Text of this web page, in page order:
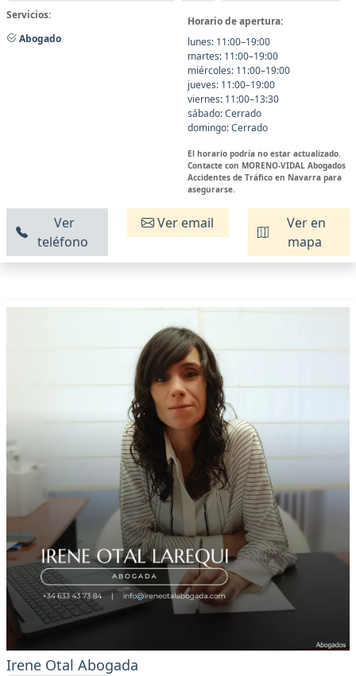
Servicios:
Abogado
Horario de apertura:
lunes: 11:00–19:00
martes: 11:00–19:00
miércoles: 11:00–19:00
jueves: 11:00–19:00
viernes: 11:00–13:30
sábado: Cerrado
domingo: Cerrado
El horario podría no estar actualizado.
Contacte con MORENO-VIDAL Abogados
Accidentes de Tráfico en Navarra para
asegurarse.
Ver
teléfono
Ver email
Ver en
mapa
Irene Otal Abogada